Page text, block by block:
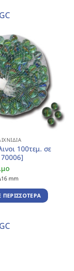
100τεμ. σε
mm
ΠΕΡΙΣΣΌΤΕΡΑ